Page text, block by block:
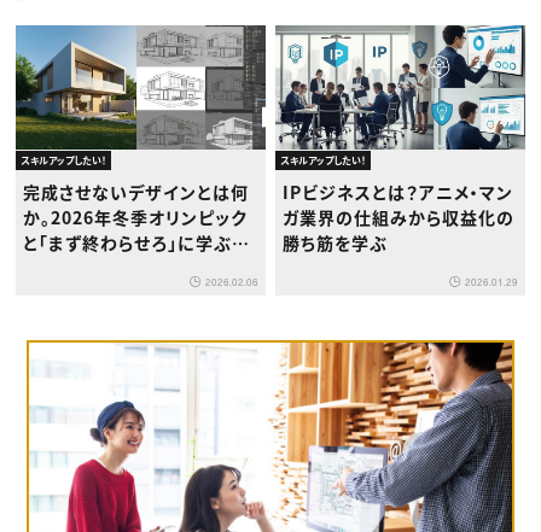
スキルアップしたい！
完成させないデザインとは何
か。2026年冬季オリンピック
と「まず終わらせろ」に学ぶ、
2026.02.06
スキルアップしたい！
IPビジネスとは？アニメ・マン
ガ業界の仕組みから収益化の
勝ち筋を学ぶ
2026.01.29